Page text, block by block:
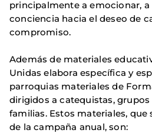
principalmente a emocionar, a
conciencia hacia el deseo de
compromiso.
Además de materiales
Unidas elabora específica y
parroquias materiales de
dirigidos a catequistas,
familias. Estos materiales, que
de la campaña anual, son: